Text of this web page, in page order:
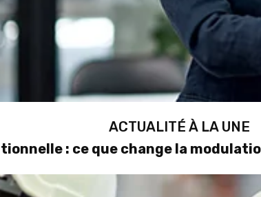
ACTUALITÉ À LA UNE
: ce que change la